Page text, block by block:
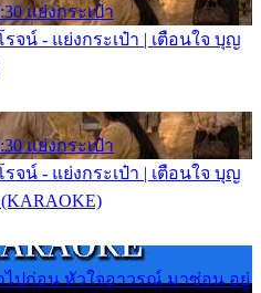
แย่งกระเป๋า
จน์ - แย่งกระเป๋า | เตือนใจ บุญ
แย่งกระเป๋า
จน์ - แย่งกระเป๋า | เตือนใจ บุญ
ไปก่อน หัวใจอาวรณ์ มาซ่อน อยู่